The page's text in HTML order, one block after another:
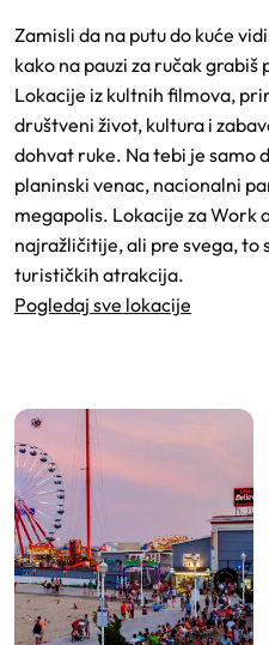
Zamisli da na putu do kuće
kako na pauzi za ručak
Lokacije iz kultnih filmova,
društveni život, kultura i
dohvat ruke. Na tebi je samo
planinski venac, nacionalni
megapolis. Lokacije za Work
najražličitije, ali pre svega, to
turističkih atrakcija.
Pogledaj sve lokacije